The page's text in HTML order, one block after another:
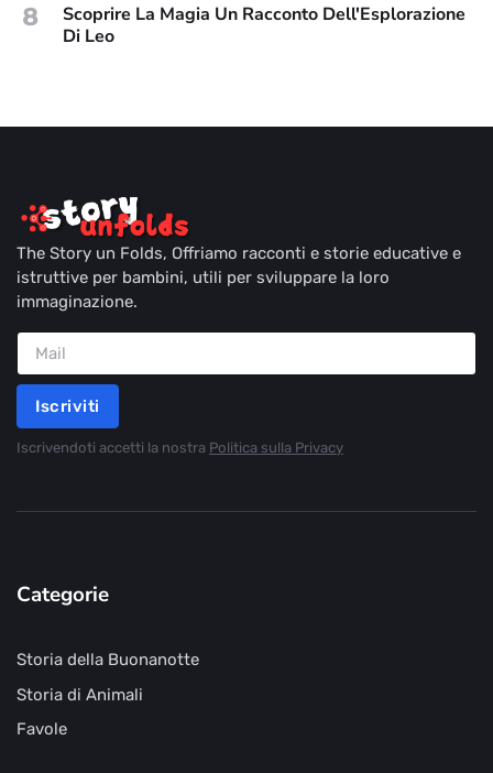
8
Scoprire La Magia Un Racconto Dell'Esplorazione
Di Leo
The Story un Folds, Offriamo racconti e storie educative e
istruttive per bambini, utili per sviluppare la loro
immaginazione.
Iscriviti
Iscrivendoti accetti la nostra Politica sulla Privacy
Categorie
Storia della Buonanotte
Storia di Animali
Favole